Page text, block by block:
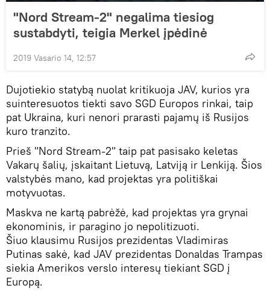
"Nord Stream-2" negalima tiesiog
sustabdyti, teigia Merkel įpėdinė
2019 Vasario 14, 12:57
Dujotiekio statybą nuolat kritikuoja JAV, kurios yra
suinteresuotos tiekti savo SGD Europos rinkai, taip
pat Ukraina, kuri nenori prarasti pajamų iš Rusijos
kuro tranzito.
Prieš "Nord Stream-2" taip pat pasisako keletas
Vakarų šalių, įskaitant Lietuvą, Latviją ir Lenkiją. Šios
valstybės mano, kad projektas yra politiškai
motyvuotas.
Maskva ne kartą pabrėžė, kad projektas yra grynai
ekonominis, ir paragino jo nepolitizuoti.
Šiuo klausimu Rusijos prezidentas Vladimiras
Putinas sakė, kad JAV prezidentas Donaldas Trampas
siekia Amerikos verslo interesų tiekiant SGD į
Europą.